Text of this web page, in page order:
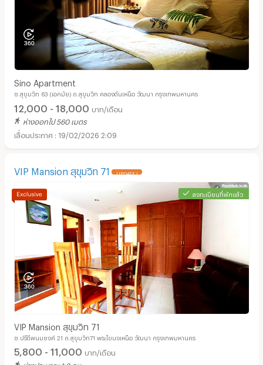
Sino Apartment
ซ.สุขุมวิท 63 (เอกมัย) ถ.สุขุมวิท คลองตันเหนือ วัฒนา กรุงเทพมหานคร
12,000 - 18,000 บาท/เดือน
ห่างออกไป 560 เมตร
19/02/2026 2:09
VIP Mansion สุขุมวิท 71 UPDATE !
ลงทะเบียนที่พักแล้ว
VIP Mansion สุขุมวิท 71
ซ.ปรีดีพนมยงค์ 21 ถ.สุขุมวิท71 พระโขนงเหนือ วัฒนา กรุงเทพมหานคร
5,800 - 11,000 บาท/เดือน